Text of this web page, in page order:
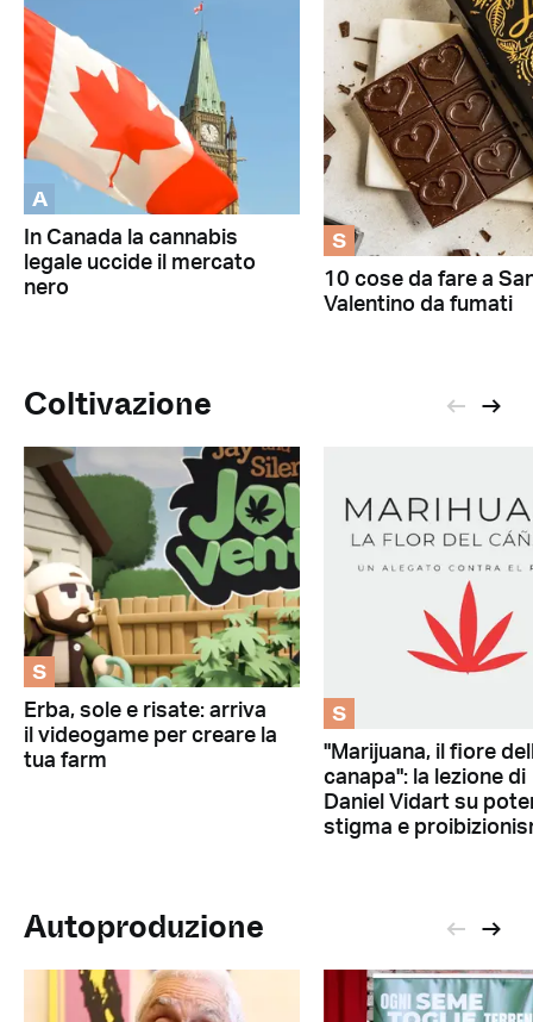
A
In Canada la cannabis
legale uccide il mercato
nero
S
10 cose da fare a
Valentino da fumati
Coltivazione
S
Erba, sole e risate: arriva
il videogame per creare la
tua farm
S
"Marijuana, il fiore
canapa": la lezione di
Daniel Vidart su
stigma e
Autoproduzione